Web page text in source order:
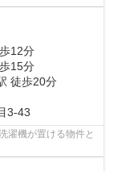
12分
15分
徒歩20分
3-43
濯機が置ける物件と